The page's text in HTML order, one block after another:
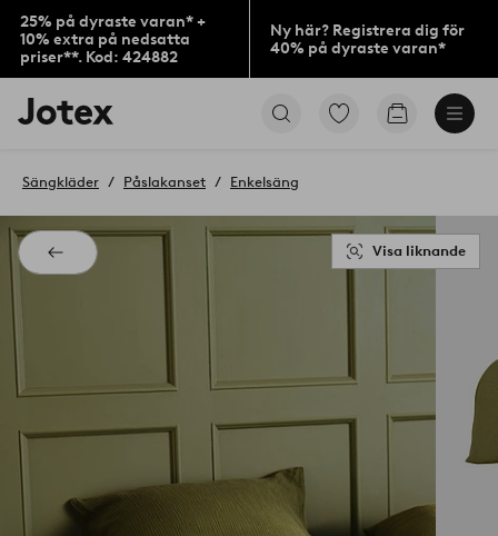
25% på dyraste varan* +
10% extra på nedsatta
priser**. Kod: 424882
Ny här? Registrera dig för
40% på dyraste varan*
Jotex
logotyp
till
Gå
Gå
Tillbaka
Sängkläder Påslakanset Enkelsäng
Visa liknande